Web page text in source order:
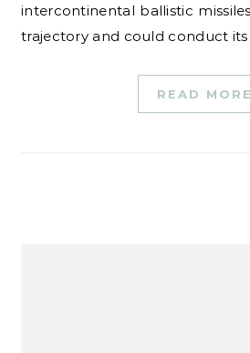
intercontinental ballistic
trajectory and could conduct
READ MORE